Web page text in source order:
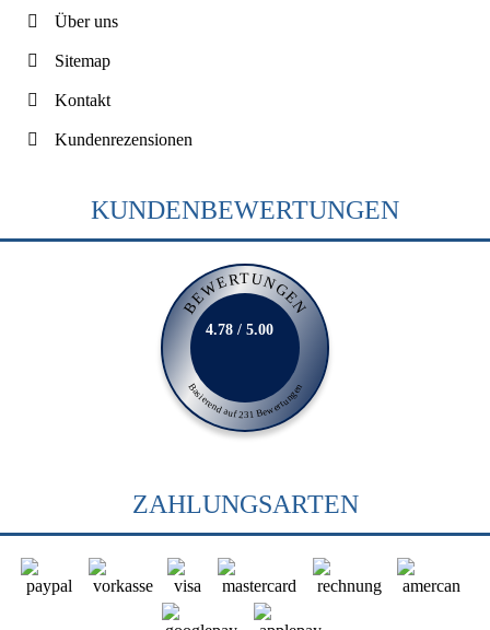
Über uns
Sitemap
Kontakt
Kundenrezensionen
KUNDENBEWERTUNGEN
BEWERTUNGEN
Basierend auf 231 Bewertungen
4.78 / 5.00
ZAHLUNGSARTEN